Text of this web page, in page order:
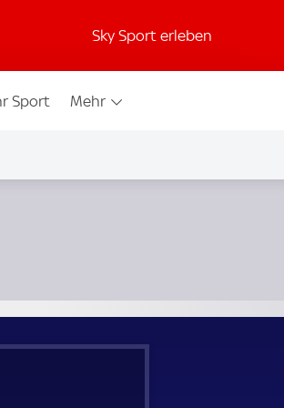
Sky Sport erleben
Sport Mehr